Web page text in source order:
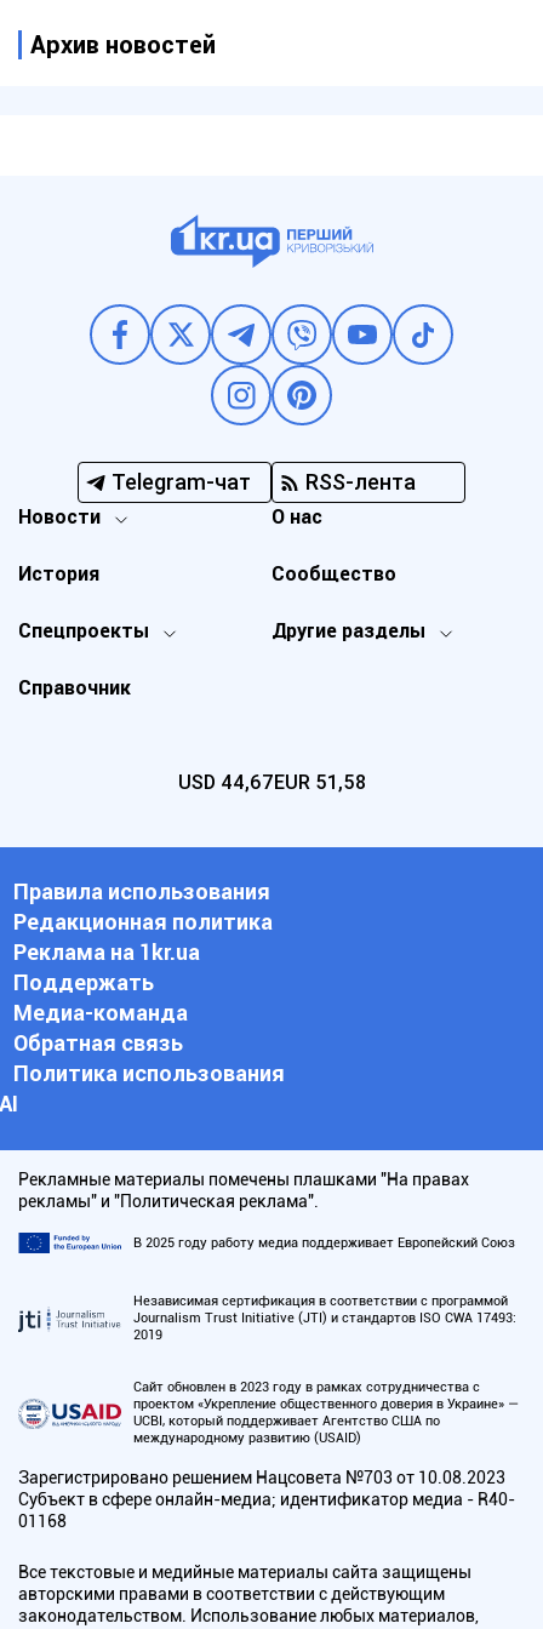
Архив новостей
Telegram-чат RSS-лента
Новости
Спецпроекты Другие разделы
История
О нас
Справочник
Сообщество
USD 44,67EUR 51,58
Правила использования
Редакционная политика
Реклама на 1kr.ua
Поддержать
Медиа-команда
Обратная связь
Политика использования
АI
Рекламные материалы помечены плашками "На правах
рекламы" и "Политическая реклама".
В 2025 году работу медиа поддерживает Европейский Союз
Независимая сертификация в соответствии с программой
Journalism Trust Initiative (JTI) и стандартов ISO CWA 17493:
2019
Сайт обновлен в 2023 году в рамках сотрудничества с
проектом «Укрепление общественного доверия в Украине» —
UCBI, который поддерживает Агентство США по
международному развитию (USAID)
Зарегистрировано решением Нацсовета №703 от 10.08.2023
Субъект в сфере онлайн-медиа; идентификатор медиа - R40-
01168
Все текстовые и медийные материалы сайта защищены
авторскими правами в соответствии с действующим
законодательством. Использование любых материалов,